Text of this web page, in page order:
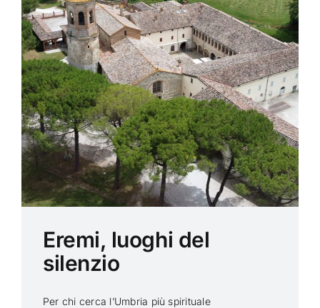
Eremi, luoghi del
silenzio
Per chi cerca l’Umbria più spirituale